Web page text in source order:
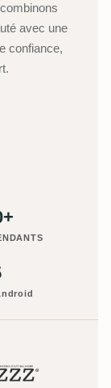
avec une
confiance,